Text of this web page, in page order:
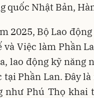
quốc Nhật Bản,
2025, Bộ Lao
và Việc làm Phần
lao động kỹ năng
tại Phần Lan. Đây
như Phú Thọ khai